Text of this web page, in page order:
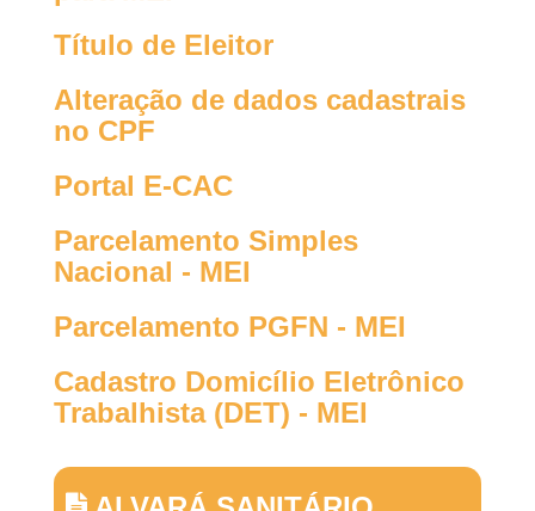
Título de Eleitor
Alteração de dados cadastrais
no CPF
Portal E-CAC
Parcelamento Simples
Nacional - MEI
Parcelamento PGFN - MEI
Cadastro Domicílio Eletrônico
Trabalhista (DET) - MEI